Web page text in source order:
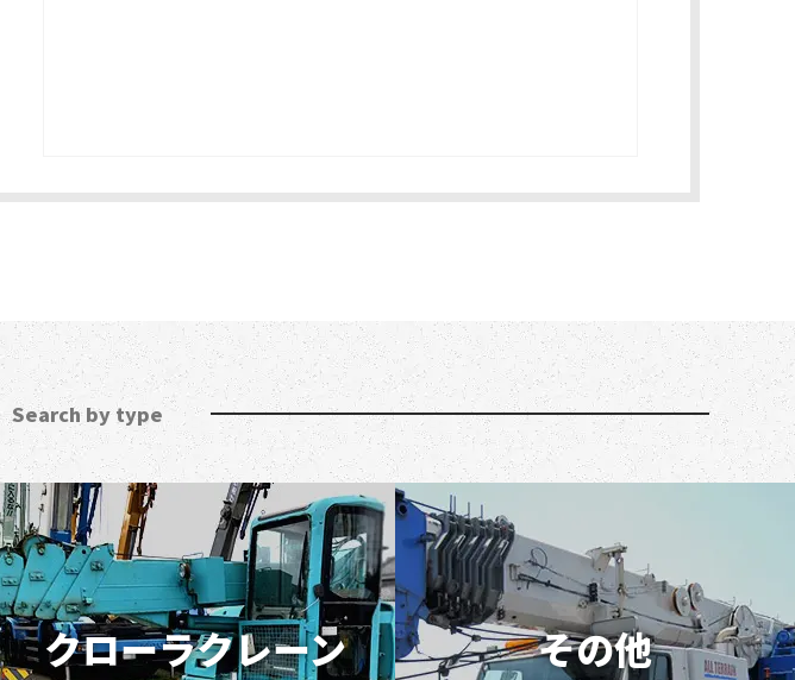
Search by type
クローラクレーン その他